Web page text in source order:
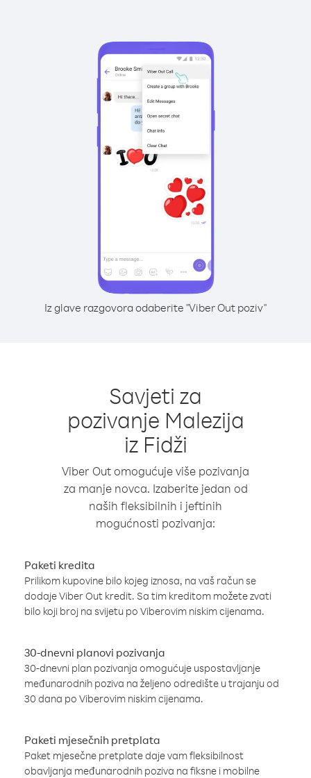
Iz glave razgovora odaberite "Viber Out poziv"
Savjeti za
pozivanje Malezija
iz Fidži
Viber Out omogućuje više pozivanja
za manje novca. Izaberite jedan od
naših fleksibilnih i jeftinih
mogućnosti pozivanja:
Paketi kredita
Prilikom kupovine bilo kojeg iznosa, na vaš račun se
dodaje Viber Out kredit. Sa tim kreditom možete zvati
bilo koji broj na svijetu po Viberovim niskim cijenama.
30-dnevni planovi pozivanja
30-dnevni plan pozivanja omogućuje uspostavljanje
međunarodnih poziva na željeno odredište u trajanju od
30 dana po Viberovim niskim cijenama.
Paketi mjesečnih pretplata
Paket mjesečne pretplate daje vam fleksibilnost
obavljanja međunarodnih poziva na fiksne i mobilne